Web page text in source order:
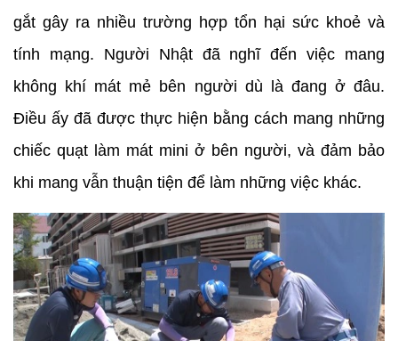
gắt gây ra nhiều trường hợp tổn hại sức khoẻ và
tính mạng. Người Nhật đã nghĩ đến việc mang
không khí mát mẻ bên người dù là đang ở đâu.
Điều ấy đã được thực hiện bằng cách mang những
chiếc quạt làm mát mini ở bên người, và đảm bảo
khi mang vẫn thuận tiện để làm những việc khác.